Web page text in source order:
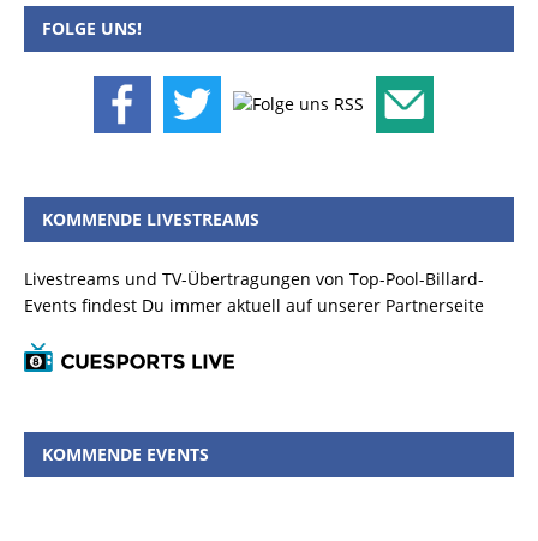
FOLGE UNS!
KOMMENDE LIVESTREAMS
Livestreams und TV-Übertragungen von Top-Pool-Billard-
Events findest Du immer aktuell auf unserer Partnerseite
KOMMENDE EVENTS